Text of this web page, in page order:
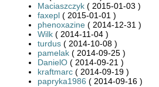
Maciaszczyk ( 2015-01-03 )
faxepl ( 2015-01-01 )
phenoxazine ( 2014-12-31 )
Wilk ( 2014-11-04 )
turdus ( 2014-10-08 )
pamelak ( 2014-09-25 )
DanielO ( 2014-09-21 )
kraftmarc ( 2014-09-19 )
papryka1986 ( 2014-09-16 )